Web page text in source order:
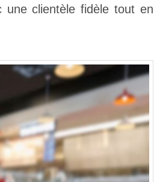
clientèle fidèle tout en